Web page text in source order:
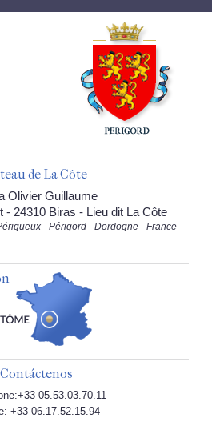
de La Côte
Olivier Guillaume
- 24310 Biras - Lieu dit La Côte
- Périgord - Dordogne - France
Contáctenos
05.53.03.70.11
+33 06.17.52.15.94